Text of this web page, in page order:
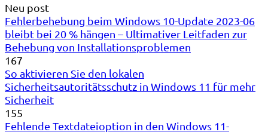
Neu post
Fehlerbehebung beim Windows 10-Update 2023-06
bleibt bei 20 % hängen – Ultimativer Leitfaden zur
Behebung von Installationsproblemen
167
So aktivieren Sie den lokalen
Sicherheitsautoritätsschutz in Windows 11 für mehr
Sicherheit
155
Fehlende Textdateioption in den Windows 11-